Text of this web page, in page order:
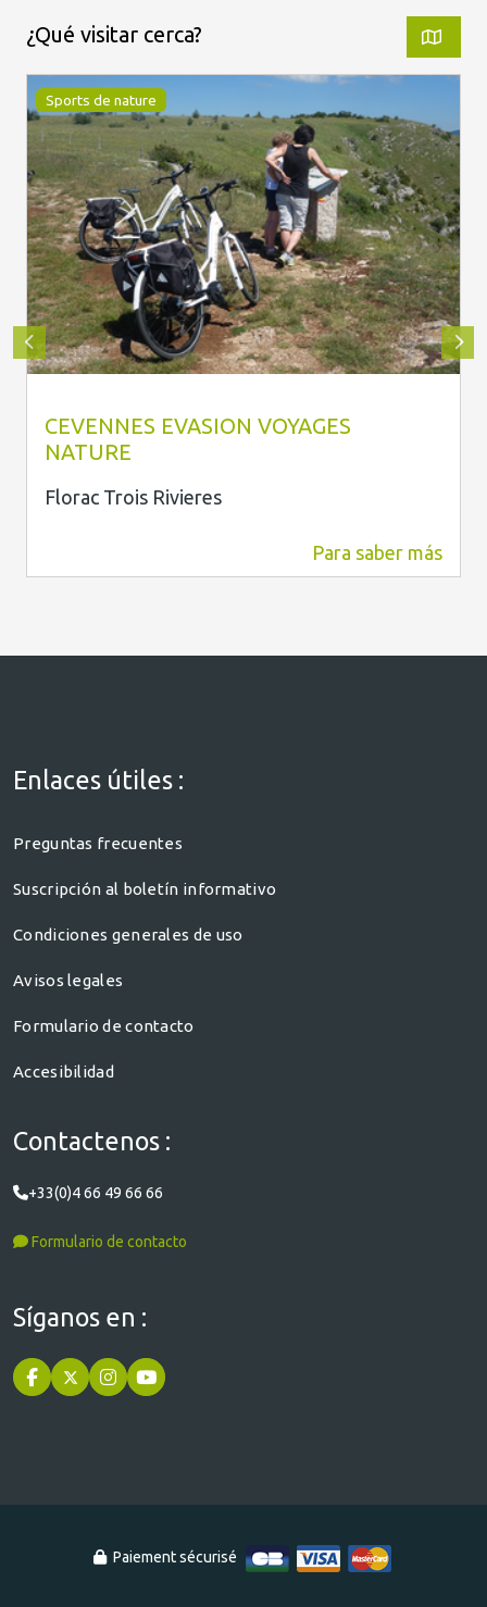
¿Qué visitar cerca?
Sports de nature
CEVENNES EVASION VOYAGES
NATURE
Florac Trois Rivieres
Para saber más
Enlaces útiles :
Preguntas frecuentes
Suscripción al boletín informativo
Condiciones generales de uso
Avisos legales
Formulario de contacto
Accesibilidad
Contactenos :
+33(0)4 66 49 66 66
Formulario de contacto
Síganos en :
Paiement sécurisé